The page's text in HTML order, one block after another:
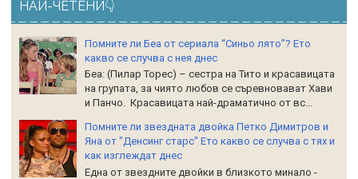
НАЙ-ЧЕТЕНИ👇
Помните ли Беа от сериала “Синьо лято”? Ето
какво се случва с нея днес
Беа: (Пилар Торес) – сестра на Тито и красавицата
на групата, за чиято любов се съревновават Хави
и Панчо. Красавицата най-драматично от вс...
Помните ли звездната двойка Петко Димитров и
Яна от "Денсинг старс" Ето какво се случва с тях и
как изглеждат днес
Една от звездните двойки в близкото минало -